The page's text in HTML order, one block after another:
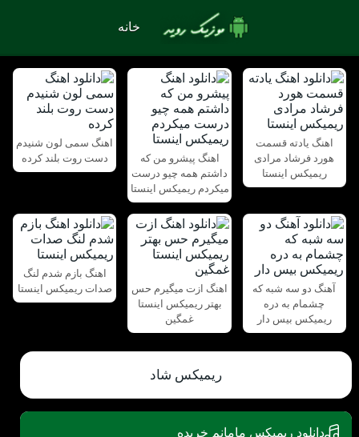
خانه
اهنگ یادته قسمت
هورد فرشاد مرادی
ریمیکس اینستا
اهنگ پیشرو من که
داشتم همه چیو درست
میکردم ریمیکس اینستا
اهنگ سمی لون شنیدم
دست روت بلند کرده
آهنگ دو سه شبه که
چشمام به دره
ریمیکس بیس دار
اهنگ ازت میگیرم حس
بهتر ریمیکس اینستا
غمگین
اهنگ بازم شدم لنگ
صدات ریمیکس اینستا
ریمیکس شاد
دانلود ریمیکس مامانم خریده